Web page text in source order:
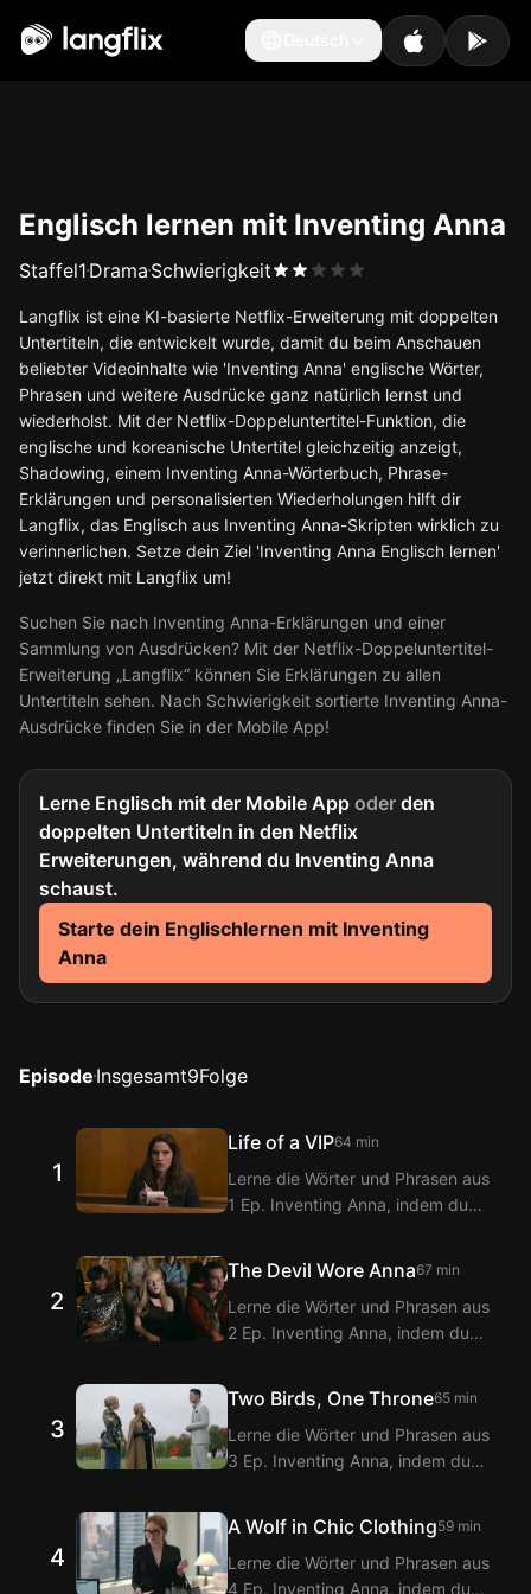
Deutsch
Englisch lernen mit Inventing Anna
Staffel1 Drama Schwierigkeit
Langflix ist eine KI-basierte Netflix-Erweiterung mit doppelten
Untertiteln, die entwickelt wurde, damit du beim Anschauen
beliebter Videoinhalte wie 'Inventing Anna' englische Wörter,
Phrasen und weitere Ausdrücke ganz natürlich lernst und
wiederholst. Mit der Netflix-Doppeluntertitel-Funktion, die
englische und koreanische Untertitel gleichzeitig anzeigt,
Shadowing, einem Inventing Anna-Wörterbuch, Phrase-
Erklärungen und personalisierten Wiederholungen hilft dir
Langflix, das Englisch aus Inventing Anna-Skripten wirklich zu
verinnerlichen. Setze dein Ziel 'Inventing Anna Englisch lernen'
jetzt direkt mit Langflix um!
Suchen Sie nach Inventing Anna-Erklärungen und einer
Sammlung von Ausdrücken? Mit der Netflix-Doppeluntertitel-
Erweiterung „Langflix“ können Sie Erklärungen zu allen
Untertiteln sehen. Nach Schwierigkeit sortierte Inventing Anna-
Ausdrücke finden Sie in der Mobile App!
Lerne Englisch mit der Mobile App oder den
doppelten Untertiteln in den Netflix
Erweiterungen, während du Inventing Anna
schaust.
Starte dein Englischlernen mit Inventing
Anna
Episode Insgesamt9Folge
1
Life of a VIP64 min
Lerne die Wörter und Phrasen aus
1 Ep. Inventing Anna, indem du
Langflix Erweiterungen ansiehst!
Mit der Doppeltitel-Funktion von
Langflix erhältst du
Ep. Inventing Anna.
2
The Devil Wore Anna67 min
Lerne die Wörter und Phrasen aus
2 Ep. Inventing Anna, indem du
Langflix Erweiterungen ansiehst!
Mit der Doppeltitel-Funktion von
Langflix erhältst du
Ep. Inventing Anna.
3
Two Birds, One Throne65 min
Lerne die Wörter und Phrasen aus
3 Ep. Inventing Anna, indem du
Langflix Erweiterungen ansiehst!
Mit der Doppeltitel-Funktion von
4
A Wolf in Chic Clothing59 min
Lerne die Wörter und Phrasen aus
4 Ep. Inventing Anna, indem du